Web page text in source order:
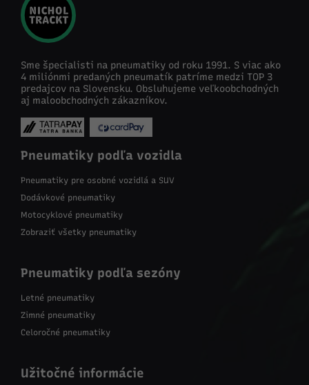
Sme špecialisti na pneumatiky od roku 1991. S viac ako
4 miliónmi predaných pneumatík patríme medzi TOP 3
predajcov na Slovensku. Obsluhujeme veľkoobchodných
aj maloobchodných zákazníkov.
Pneumatiky podľa vozidla
Pneumatiky pre osobné vozidlá a SUV
Dodávkové pneumatiky
Motocyklové pneumatiky
Zobraziť všetky pneumatiky
Pneumatiky podľa sezóny
Letné pneumatiky
Zimné pneumatiky
Celoročné pneumatiky
Užitočné informácie